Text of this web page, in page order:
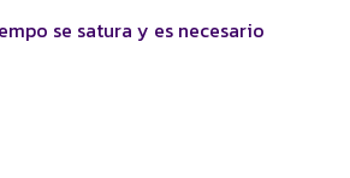
se satura y es necesario